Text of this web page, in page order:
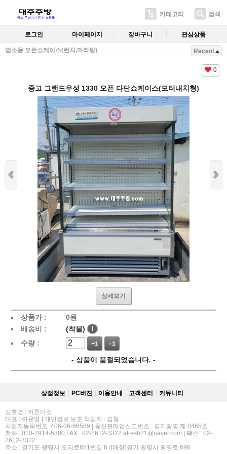
카테고리 검색
로그인 마이페이지 장바구니 관심상품
업소용 오픈쇼케이스(런치,마라탕) Recent
0
중고 그랜드우성 1330 오픈 다단쇼케이스(모터내치형)
상세보기
상품가 : 0원
배송비 :
(착불)
!
수량 :
+1 -1
- 상품이 품절되었습니다. -
상점정보 PC버젼 이용안내 고객센터 커뮤니티
상호명 : 키친마켓
대표 : 이윤영 | 개인정보 보호 책임자 : 김철
사업자등록번호 :406-06-66589 | 통신판매업신고번호 : 경기광명 제 0465호
전화 : 010-2914-5380,FAX : 02-2612-3322 afresh21@naver.com | 팩스 : 02-
2612-3322
주소 : 경기도 광명시 오리로651번길 8 /(매장)경기 광명시 광명로 696